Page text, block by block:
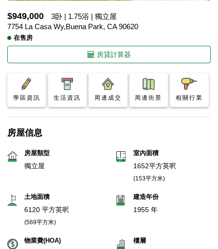
$949,000
3卧 | 1.75浴 | 獨立屋
7754 La Casa Wy,Buena Park, CA 90620
在售房
房貸計算器
學區資訊 生活資訊 周邊成交 周邊街景 相關行業
房屋信息
房屋類型
獨立屋
室內面積
1652平方英呎
(153平方米)
土地面積
6120 平方英呎
(569平方米)
建造年份
1955 年
物業費(HOA) 樓層